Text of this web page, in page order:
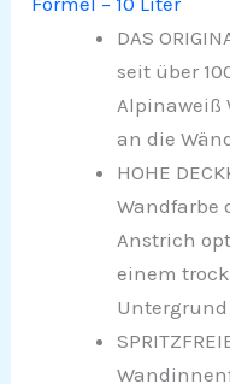
DAS
seit über
Alpinaweiß
an die
HOHE
Wandfarbe
Anstrich
einem